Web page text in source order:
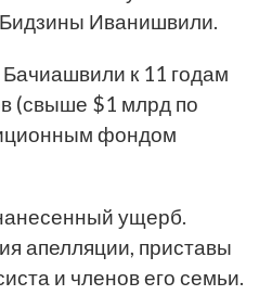
Бидзины Иванишвили.
к 11 годам
(свыше $1 млрд по
фондом
ущерб.
апелляции, приставы
и членов его семьи.